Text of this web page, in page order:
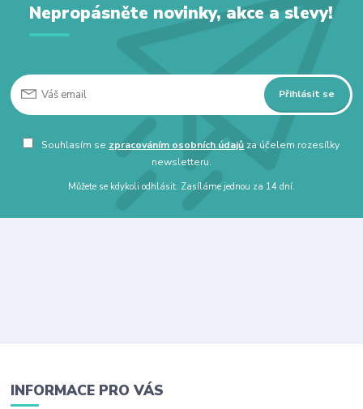
Nepropásněte novinky, akce a slevy!
Přihlásit se
Souhlasím se zpracováním osobních údajů za účelem rozesílky
newsletteru.
Můžete se kdykoli odhlásit. Zasíláme jednou za 14 dní.
INFORMACE PRO VÁS